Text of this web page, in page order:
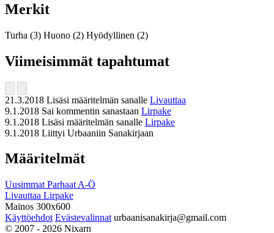
Merkit
Turha (3) Huono (2) Hyödyllinen (2)
Viimeisimmät tapahtumat
21.3.2018 Lisäsi määritelmän sanalle Livauttaa
9.1.2018 Sai kommentin sanastaan Lirpake
9.1.2018 Lisäsi määritelmän sanalle Lirpake
9.1.2018 Liittyi Urbaaniin Sanakirjaan
Määritelmät
Uusimmat Parhaat A-Ö
Livauttaa Lirpake
Mainos 300x600
Käyttöehdot Evästevalinnat urbaanisanakirja@gmail.com
© 2007 - 2026 Nixarn